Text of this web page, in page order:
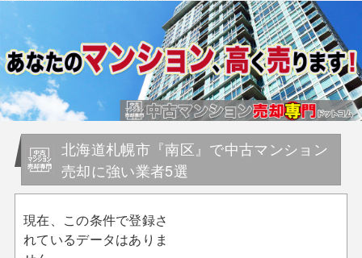
北海道札幌市『南区』で中古マンション
売却に強い業者5選
現在、この条件で登録さ
れているデータはありま